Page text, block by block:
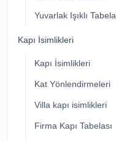
Yuvarlak Işıklı Tabela
Kapı İsimlikleri
Kapı İsimlikleri
Kat Yönlendirmeleri
Villa kapı isimlikleri
Firma Kapı Tabelası